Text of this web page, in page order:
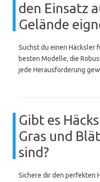
den Einsatz
Gelände
Suchst du einen Häcksler
besten Modelle, die
jede Herausforderung
Gibt es
Gras und
sind?
Sichere dir den perfekten